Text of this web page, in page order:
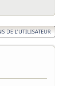
DE L'UTILISATEUR